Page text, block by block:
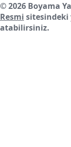
© 2026 Boyama
Resmi sitesindeki
atabilirsiniz.